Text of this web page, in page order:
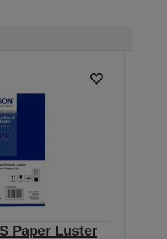
Paper Luster